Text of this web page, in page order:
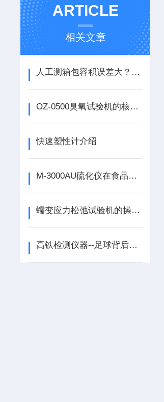
ARTICLE
相关文章
人工测箱包容积误差大？箱包容积率测试仪精准高效解决难题
OZ-0500臭氧试验机的核心优势与技术解析
快速塑性计介绍
M-3000AU硫化仪在食品级硅胶硫化特性测试中的无污染模腔设计
蠕变应力松弛试验机的操作技巧与维护建议
高铁检测仪器--足球背后的考官